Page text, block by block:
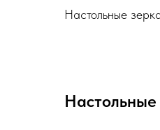
Настольные